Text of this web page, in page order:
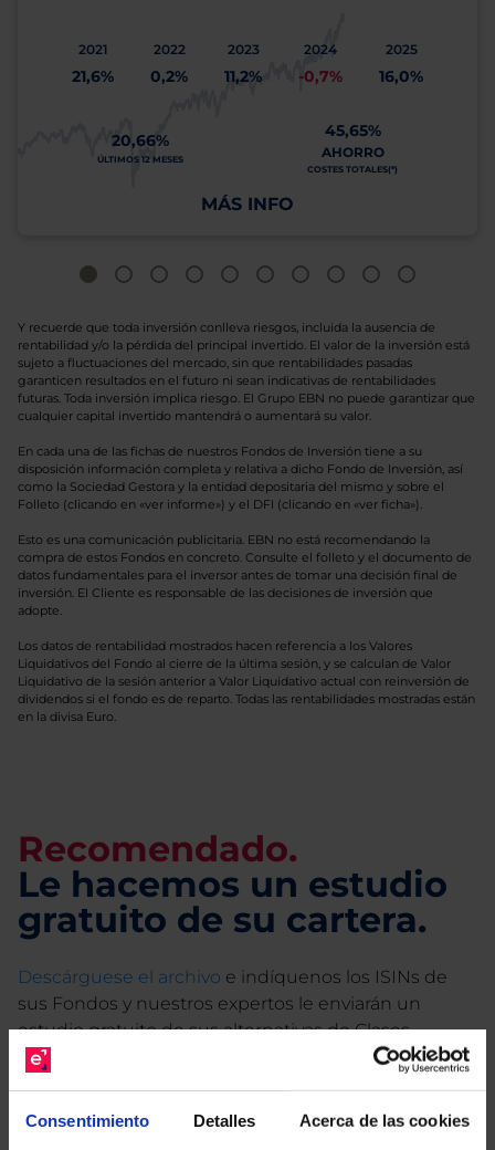
Consentimiento Detalles Acerca de las cookies
2021
21,6%
2022
0,2%
2023
11,2%
2024
-0,7%
2025
16,0%
20,66%
ÚLTIMOS 12 MESES
45,65%
AHORRO
COSTES TOTALES(*)
MÁS INFO
Y recuerde que toda inversión conlleva riesgos, incluida la ausencia de
rentabilidad y/o la pérdida del principal invertido. El valor de la inversión está
sujeto a fluctuaciones del mercado, sin que rentabilidades pasadas
garanticen resultados en el futuro ni sean indicativas de rentabilidades
futuras. Toda inversión implica riesgo. El Grupo EBN no puede garantizar que
cualquier capital invertido mantendrá o aumentará su valor.
En cada una de las fichas de nuestros Fondos de Inversión tiene a su
disposición información completa y relativa a dicho Fondo de Inversión, así
como la Sociedad Gestora y la entidad depositaria del mismo y sobre el
Folleto (clicando en «ver informe») y el DFI (clicando en «ver ficha»).
Esto es una comunicación publicitaria. EBN no está recomendando la
compra de estos Fondos en concreto. Consulte el folleto y el documento de
datos fundamentales para el inversor antes de tomar una decisión final de
inversión. El Cliente es responsable de las decisiones de inversión que
adopte.
Los datos de rentabilidad mostrados hacen referencia a los Valores
Liquidativos del Fondo al cierre de la última sesión, y se calculan de Valor
Liquidativo de la sesión anterior a Valor Liquidativo actual con reinversión de
dividendos si el fondo es de reparto. Todas las rentabilidades mostradas están
en la divisa Euro.
Recomendado.
Le hacemos un estudio
gratuito de su cartera.
Descárguese el archivo e indíquenos los ISINs de
sus Fondos y nuestros expertos le enviarán un
estudio gratuito de sus alternativas de Clases
Limpias con las que podrá ahorrar en sus costes.